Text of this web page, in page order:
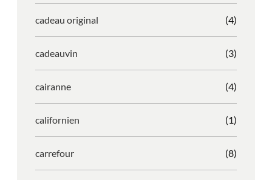
cadeau original (4)
cadeauvin (3)
cairanne (4)
californien (1)
carrefour (8)